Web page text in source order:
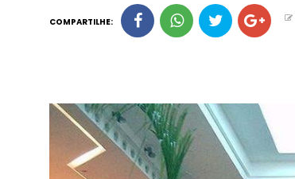
COMPARTILHE: